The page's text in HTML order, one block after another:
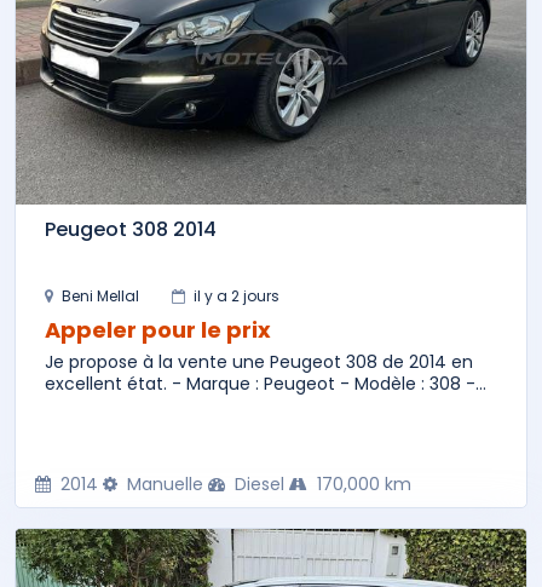
Peugeot 308 2014
Beni Mellal il y a 2 jours
Appeler pour le prix
Je propose à la vente une Peugeot 308 de 2014 en
excellent état. - Marque : Peugeot - Modèle : 308 -...
2014 Manuelle Diesel 170,000 km